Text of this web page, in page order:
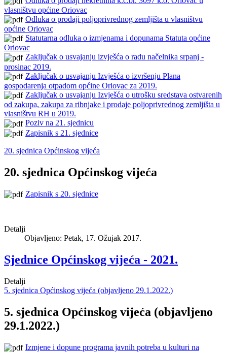
vlasništvu općine Oriovac
Odluka o prodaji poljoprivrednog zemljišta u vlasništvu
općine Oriovac
Statutarna odluka o izmjenama i dopunama Statuta općine
Oriovac
Zaključak o usvajanju izvješća o radu načelnika srpanj -
prosinac 2019.
Zaključak o usvajanju Izvješća o izvršenju Plana
gospodarenja otpadom općine Oriovac za 2019.
Zaključak o usvajanju Izvješća o utrošku sredstava ostvarenih
od zakupa, zakupa za ribnjake i prodaje poljoprivrednog zemljišta u
vlasništvu RH u 2019.
Poziv na 21. sjednicu
Zapisnik s 21. sjednice
20. sjednica Općinskog vijeća
20. sjednica Općinskog vijeća
Zapisnik s 20. sjednice
Detalji
Objavljeno: Petak, 17. Ožujak 2017.
Sjednice Općinskog vijeća - 2021.
Detalji
5. sjednica Općinskog vijeća (objavljeno 29.1.2022.)
5. sjednica Općinskog vijeća (objavljeno
29.1.2022.)
Izmjene i dopune programa javnih potreba u kulturi na